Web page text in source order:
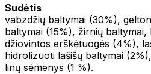
Sudėtis
vabzdžių baltymai (30%),
baltymai (15%), žirnių
džiovintos erškėtuogės (4%),
hidrolizuoti lašišų baltymai
linų sėmenys (1 %).